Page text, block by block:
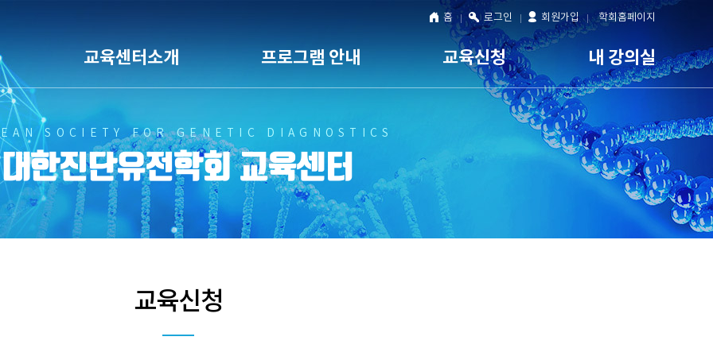
홈 로그인 회원가입 학회홈페이지
교육센터소개 프로그램 안내 교육신청 내 강의실
SOCIETY FOR GENETIC DIAGNOSTICS
대한진단유전학회 교육센터
교육신청